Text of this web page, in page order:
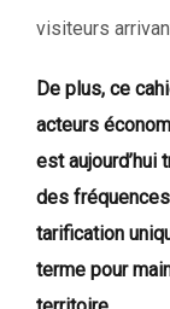
visiteurs
De plus, ce
acteurs
est aujourd’hui
des
tarification
terme pour